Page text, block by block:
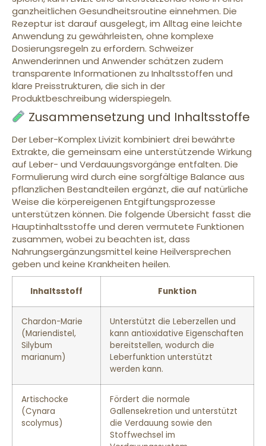
ganzheitlichen Gesundheitsroutine einnehmen. Die
Rezeptur ist darauf ausgelegt, im Alltag eine leichte
Anwendung zu gewährleisten, ohne komplexe
Dosierungsregeln zu erfordern. Schweizer
Anwenderinnen und Anwender schätzen zudem
transparente Informationen zu Inhaltsstoffen und
klare Preisstrukturen, die sich in der
Produktbeschreibung widerspiegeln.
Zusammensetzung und Inhaltsstoffe
Der Leber-Komplex Livizit kombiniert drei bewährte
Extrakte, die gemeinsam eine unterstützende Wirkung
auf Leber- und Verdauungsvorgänge entfalten. Die
Formulierung wird durch eine sorgfältige Balance aus
pflanzlichen Bestandteilen ergänzt, die auf natürliche
Weise die körpereigenen Entgiftungsprozesse
unterstützen können. Die folgende Übersicht fasst die
Hauptinhaltsstoffe und deren vermutete Funktionen
zusammen, wobei zu beachten ist, dass
Nahrungsergänzungsmittel keine Heilversprechen
geben und keine Krankheiten heilen.
Inhaltsstoff Funktion
Chardon-Marie
(Mariendistel,
Silybum
marianum)
Unterstützt die Leberzellen und
kann antioxidative Eigenschaften
bereitstellen, wodurch die
Leberfunktion unterstützt
werden kann.
Artischocke
(Cynara
scolymus)
Fördert die normale
Gallensekretion und unterstützt
die Verdauung sowie den
Stoffwechsel im